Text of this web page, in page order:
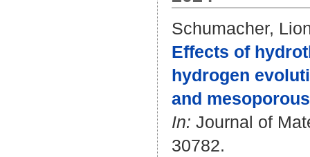
Schumacher,
Effects of
hydrogen
and
In: Journal of
30782.